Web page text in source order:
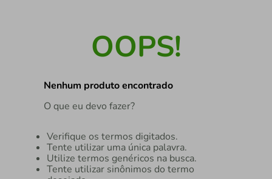
OOPS!
Nenhum produto encontrado
O que eu devo fazer?
Verifique os termos digitados.
Tente utilizar uma única palavra.
Utilize termos genéricos na busca.
Tente utilizar sinônimos do termo
iphone